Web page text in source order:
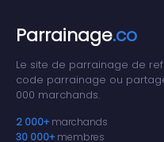
Parrainage.co
Le site de parrainage de
code parrainage ou
000 marchands.
2 000+ marchands
30 000+ membres